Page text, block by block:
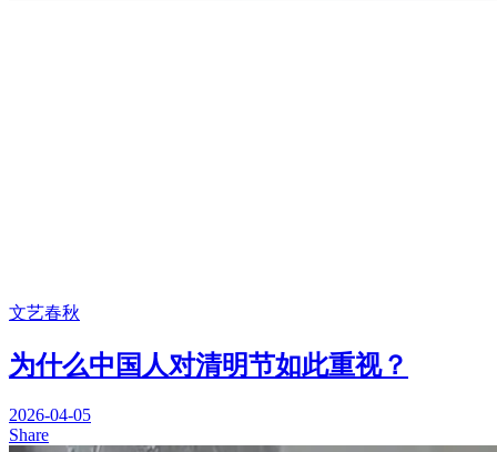
文艺春秋
为什么中国人对清明节如此重视？
2026-04-05
Share